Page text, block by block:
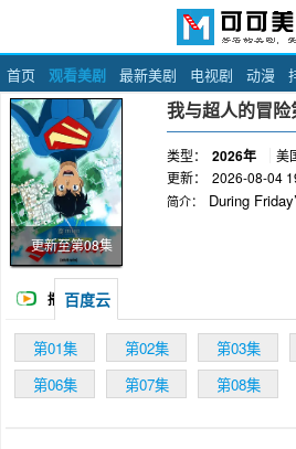
可可美剧网
首页 观看美剧 最新美剧 电视剧 动漫
更新至第08集
我与超人的冒险
类型： 2026年 美
更新：
2026-08-04
简介：
During
播 百度云
第01集 第02集 第03集
第06集
第07集 第08集